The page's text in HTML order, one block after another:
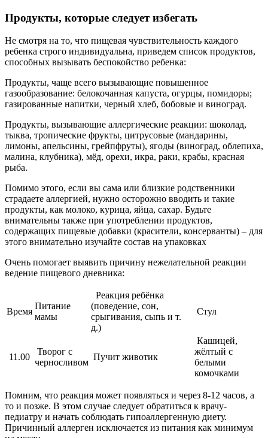
Продукты, которые следует избегать
Не смотря на то, что пищевая чувствительность каждого
ребенка строго индивидуальна, приведем список продуктов,
способных вызывать беспокойство ребенка:
Продукты, чаще всего вызывающие повышенное
газообразование: белокочанная капуста, огурцы, помидоры;
газированные напитки, черный хлеб, бобовые и виноград.
Продукты, вызывающие аллергические реакции: шоколад,
тыква, тропические фрукты, цитрусовые (мандарины,
лимоны, апельсины, грейпфруты), ягоды (виноград, облепиха,
малина, клубника), мёд, орехи, икра, раки, крабы, красная
рыба.
Помимо этого, если вы сама или близкие родственники
страдаете аллергией, нужно осторожно вводить и такие
продукты, как молоко, курица, яйца, сахар. Будьте
внимательны также при употреблении продуктов,
содержащих пищевые добавки (красители, консерванты) – для
этого внимательно изучайте состав на упаковках
Очень помогает выявить причину нежелательной реакции
ведение пищевого дневника:
Время
Питание
мамы
Реакция ребёнка
(поведение, сон,
срыгивания, сыпь и т.
д.)
Стул
11.00
Творог с
черносливом
Пучит животик
Кашицей,
жёлтый с
белыми
комочками
Помним, что реакция может появляться и через 8-12 часов, а
то и позже. В этом случае следует обратиться к врачу-
педиатру и начать соблюдать гипоаллергенную диету.
Причинный аллерген исключается из питания как минимум